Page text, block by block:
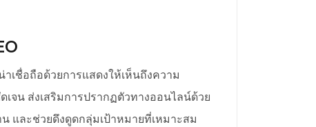
าเชื่อถือด้วยการแสดงให้เห็นถึงความ
จน ส่งเสริมการปรากฏตัวทางออนไลน์ด้วย
และช่วยดึงดูดกลุ่มเป้าหมายที่เหมาะสม